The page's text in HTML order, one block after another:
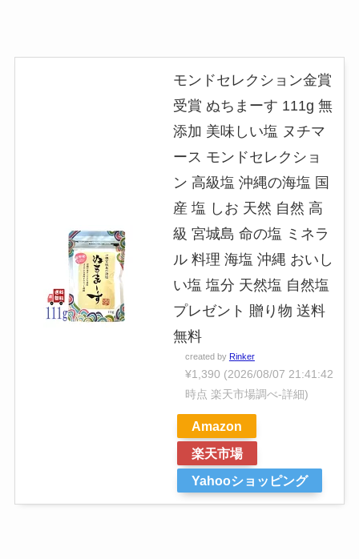
モンドセレクション金賞
受賞 ぬちまーす 111g 無
添加 美味しい塩 ヌチマ
ース モンドセレクショ
ン 高級塩 沖縄の海塩 国
産 塩 しお 天然 自然 高
級 宮城島 命の塩 ミネラ
ル 料理 海塩 沖縄 おいし
い塩 塩分 天然塩 自然塩
プレゼント 贈り物 送料
無料
created by Rinker
¥1,390 (2026/08/07 21:41:42
時点 楽天市場調べ-詳細)
Amazon
楽天市場
Yahooショッピング